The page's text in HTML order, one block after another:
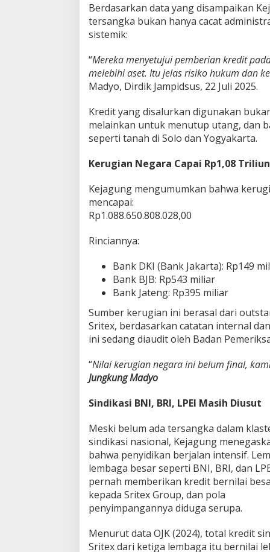
Berdasarkan data yang disampaikan
tersangka bukan hanya cacat
sistemik:
“Mereka menyetujui pemberian kredit
melebihi aset. Itu jelas risiko hukum dan
Madyo, Dirdik Jampidsus, 22 Juli 2025.
Kredit yang disalurkan digunakan
melainkan untuk menutup utang, dan
seperti tanah di Solo dan Yogyakarta.
Kerugian Negara Capai Rp1,08 Triliun
Kejagung mengumumkan bahwa
mencapai:
Rp1.088.650.808.028,00
Rinciannya:
Bank DKI (Bank Jakarta): Rp149
Bank BJB: Rp543 miliar
Bank Jateng: Rp395 miliar
Sumber kerugian ini berasal dari
Sritex, berdasarkan catatan internal
ini sedang diaudit oleh Badan
“Nilai kerugian negara ini belum final,
Jungkung Madyo
Sindikasi BNI, BRI, LPEI Masih Diusut
Meski belum ada tersangka dalam
sindikasi nasional, Kejagung
bahwa penyidikan berjalan intensif.
lembaga besar seperti BNI, BRI, dan
pernah memberikan kredit bernilai
kepada Sritex Group, dan pola
penyimpangannya diduga serupa.
Menurut data OJK (2024), total kredit
Sritex dari ketiga lembaga itu bernilai